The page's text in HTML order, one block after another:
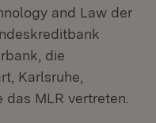
and Law der
die
Karlsruhe,
MLR vertreten.